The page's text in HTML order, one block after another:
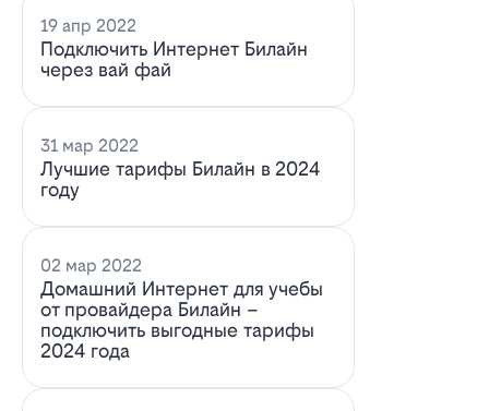
19 апр 2022
Подключить Интернет Билайн
через вай фай
31 мар 2022
Лучшие тарифы Билайн в 2024
году
02 мар 2022
Домашний Интернет для учебы
от провайдера Билайн –
подключить выгодные тарифы
2024 года